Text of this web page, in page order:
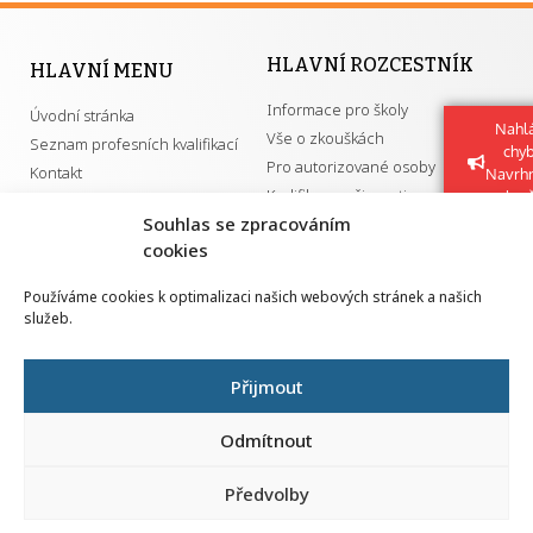
Souhlas se zpracováním
cookies
Používáme cookies k optimalizaci našich webových stránek a našich
služeb.
Přijmout
Odmítnout
Předvolby
HLAVNÍ MENU
Úvodní stránka
Seznam profesních kvalifikací
Kontakt
HLAVNÍ ROZCESTNÍK
Informace pro školy
Vše o zkouškách
Pro autorizované osoby
Kvalifikace a živnosti
GDPR
Národní pedagogický institut ČR
Senovážné náměstí 25
110 00 Praha 1